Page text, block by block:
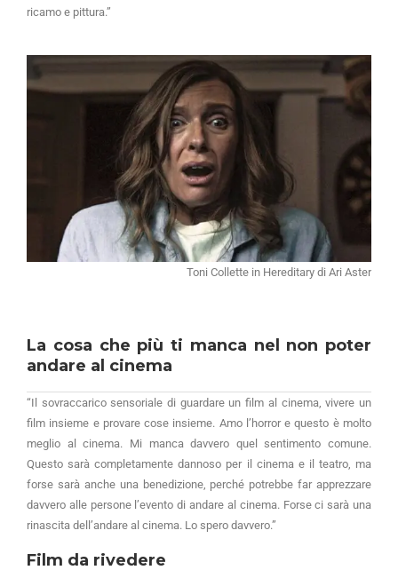
ricamo e pittura.”
Toni Collette in Hereditary di Ari Aster
La cosa che più ti manca nel non poter
andare al cinema
“Il sovraccarico sensoriale di guardare un film al cinema, vivere un
film insieme e provare cose insieme. Amo l’horror e questo è molto
meglio al cinema. Mi manca davvero quel sentimento comune.
Questo sarà completamente dannoso per il cinema e il teatro, ma
forse sarà anche una benedizione, perché potrebbe far apprezzare
davvero alle persone l’evento di andare al cinema. Forse ci sarà una
rinascita dell’andare al cinema. Lo spero davvero.”
Film da rivedere